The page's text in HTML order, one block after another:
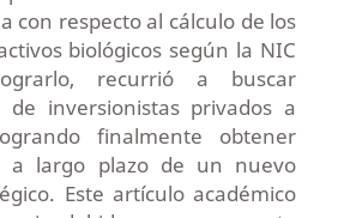
con respecto al cálculo de los
biológicos según la NIC
recurrió a buscar
de inversionistas privados a
finalmente obtener
a largo plazo de un nuevo
Este artículo académico